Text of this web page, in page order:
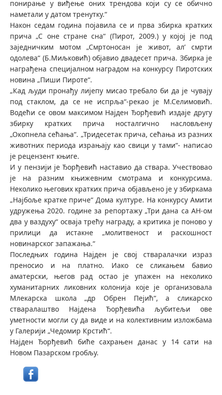
понирање у виђење оних трендова који су се обично
наметали у датом тренутку.“
Након седам година појавила се и прва збирка кратких
прича „С оне стране сна“ (Пирот, 2009.) у којој је под
заједничким мотом „Смртоносан је живот, ал’ смрти
одолева“ (Б.Миљковић) објавио двадесет прича. Збирка је
награђена специјалном наградом на конкурсу Пиротских
новина „Пиши Пироте“.
„Кад људи пронађу лијепу мисао требало би да је чувају
под стаклом, да се не испрља“-рекао је М.Селимовић.
Водећи се овом максимом Најден Ђорђевић издаје другу
збирку кратких прича носталгично насловљену
„Окопнела сећања“. „Тридесетак прича, сећања из разних
животних периода израњају као свици у тами“- написао
је рецензент књиге.
И у пензији је Ђорђевић наставио да ствара. Учествовао
је на разним књижевним смотрама и конкурсима.
Неколико његових кратких прича објављено је у збиркама
„Најбоље кратке приче“ Дома културе. На конкурсу Амити
удружења 2020. године за репортажу „Три дана са АН-ом
два у ваздуху“ осваја трећу награду, а критика је поново у
прилици да истакне „молитвеност и раскошност
новинарског запажања.“
Последњих година Најден је свој стваралачки израз
преносио и на платно. Иако се сликањем бавио
аматерски, његов рад остао је упажен на неколико
хуманитарних ликовних колонија које је организовала
Млекарска школа „др Обрен Пејић“, а сликарско
стваралаштво Најдена Ђорђевића љубитељи ове
уметности могли су да виде и на колективним изложбама
у Галерији „Чедомир Крстић“.
Најден Ђорђевић биће сахрањен данас у 14 сати на
Новом Пазарском гробљу.